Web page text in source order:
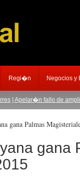
Regi�n Negocios y
fallo de ampliaci�n
gana Palmas
gana